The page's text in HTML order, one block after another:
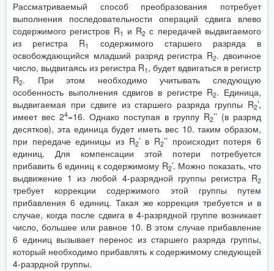
Рассматриваемый способ преобразования потребует
выполнения последовательности операций сдвига влево
содержимого регистров R1 и R2 с передачей выдвигаемого
из регистра R1
содержимого старшего разряда в
освобождающийся младший разряд регистра R2. двоичное
число, выдвигаясь из регистра R1 , будет вдвигаться в регистр
R2. При этом необходимо учитывать следующую
особенность выполнения сдвигов в регистре R2. Единица,
выдвигаемая при сдвиге из старшего разряда группы R2’,
имеет вес 24=16. Однако поступая в группу R2’’ (в разряд
десятков), эта единица будет иметь вес 10. таким образом,
при передаче единицы из R2’ в R2’’ происходит потеря 6
единиц. Для компенсации этой потери потребуется
прибавить 6 единиц к содержимому R2’. Можно показать, что
выдвижение 1 из любой 4-разрядной группы регистра R2
требует коррекции содержимого этой группы путем
прибавления 6 единиц. Такая же коррекция требуется и в
случае, когда после сдвига в 4-разрядной группе возникает
число, большее или равное 10. В этом случае прибавление
6 единиц вызывает перенос из старшего разряда группы,
который необходимо прибавлять к содержимому следующей
4-разрдной группы.